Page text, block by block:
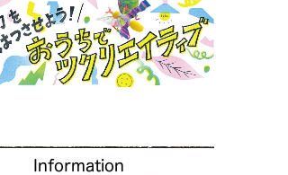
Information